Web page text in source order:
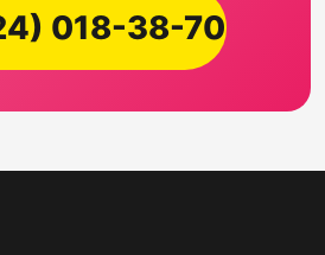
018-38-70